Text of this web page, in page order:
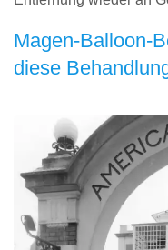
Magen-Balloon-
diese